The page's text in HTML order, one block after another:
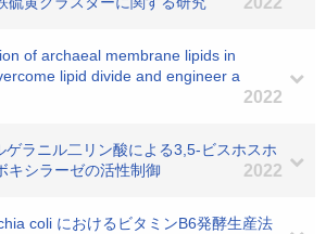
of archaeal membrane lipids in
lipid divide and engineer a
2022
ゲラニル二リン酸による3,5-ビスホスホ
キシラーゼの活性制御
2022
coli におけるビタミンB6発酵生産法